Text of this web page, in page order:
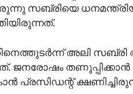
സബ്രിയെ
അലി
ജനരോഷം തണുപ്പിക്കാന്‍
പ്രസിഡന്റ്